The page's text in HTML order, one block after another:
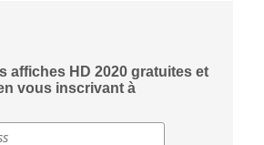
affiches HD 2020 gratuites et
vous inscrivant à